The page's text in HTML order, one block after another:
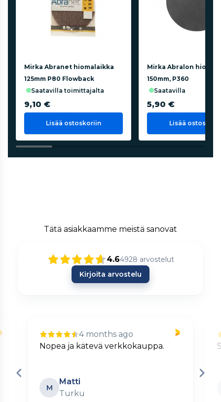
Mirka Abranet hiomalaikka
125mm P80 Flowback
saatavilla toimittajalta
9,10 €
Lisää ostoskoriin
Mirka Abralon
150mm, P360
saatavilla
5,90 €
Lisää
Tätä asiakkaamme meistä sanovat
4.64928 arvostelut
Kirjoita arvostelu
4 months ago
Nopea ja kätevä verkkokauppa.
M
Matti
Turku